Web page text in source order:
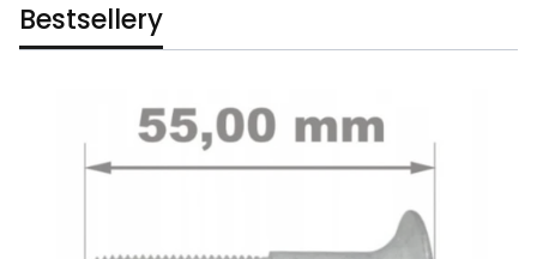
Bestsellery